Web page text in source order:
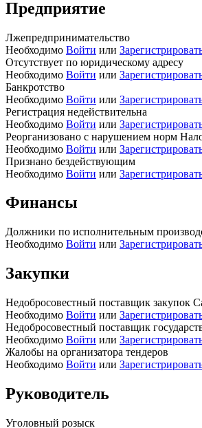
Предприятие
Лжепредпринимательство
Необходимо Войти или
Отсутствует по юридическому адресу
Необходимо Войти или
Банкротство
Необходимо Войти или
Регистрация недействительна
Необходимо Войти или
Реорганизовано с нарушением норм
Необходимо Войти или
Признано бездействующим
Необходимо Войти или
Финансы
Должники по исполнительным
Необходимо Войти или
Закупки
Недобросовестный поставщик закупок
Необходимо Войти или
Недобросовестный поставщик
Необходимо Войти или
Жалобы на организатора тендеров
Необходимо Войти или
Руководитель
Уголовный розыск